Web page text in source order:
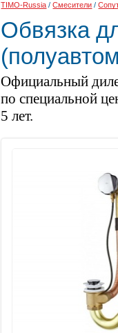
TIMO-Russia /Смесители /
Обвязка
Официальный
по специальной
5 лет.